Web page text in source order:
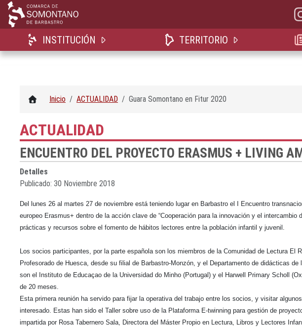
INSTITUCIÓN TERRITORIO
Inicio ACTUALIDAD Guara Somontano en Fitur 2020
ACTUALIDAD
ENCUENTRO DEL PROYECTO ERASMUS + LIVING
Detalles
Publicado: 30 Noviembre 2018
Del lunes 26 al martes 27 de noviembre está teniendo lugar en Barbastro el I Encuentro
europeo Erasmus+ dentro de la acción clave de “Cooperación para la innovación y el
prácticas y recursos sobre el fomento de hábitos lectores entre la población infantil y juvenil.
Los socios participantes, por la parte española son los miembros de la Comunidad de Lectura
Profesorado de Huesca, desde su filial de Barbastro-Monzón, y el Departamento de didácticas
son el Instituto de Educaçao de la Universidad do Minho (Portugal) y el Harwell Primary Scholl
de 20 meses.
Esta primera reunión ha servido para fijar la operativa del trabajo entre los socios, y visitar
interesado. Estas han sido el Taller sobre uso de la Plataforma E-twinning para gestión de
impartida por Rosa Tabernero Sala, Directora del Máster Propio en Lectura, Libros y Lectores